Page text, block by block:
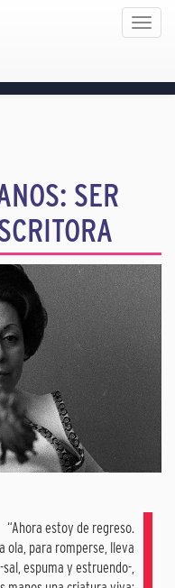
Toggle
SER
“Ahora estoy de regreso.
ola, para romperse, lleva
-sal, espuma y estruendo-,